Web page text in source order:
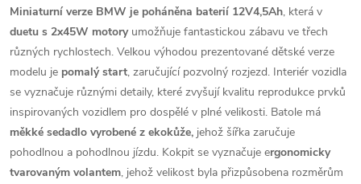
Miniaturní verze BMW je poháněna baterií 12V4,5Ah, která v
duetu s 2x45W motoryumožňuje fantastickou zábavu ve třech
různých rychlostech. Velkou výhodou prezentované dětské verze
modelu je pomalý start, zaručující pozvolný rozjezd. Interiér vozidla
se vyznačuje různými detaily, které zvyšují kvalitu reprodukce prvků
inspirovaných vozidlem pro dospělé v plné velikosti. Batole má
měkké sedadlo vyrobené z ekokůže, jehož šířka zaručuje
pohodlnou a pohodlnou jízdu. Kokpit se vyznačuje ergonomicky
tvarovaným volantem, jehož velikost byla přizpůsobena rozměrům